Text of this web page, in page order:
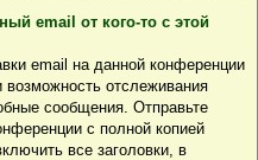
email от кого-то с этой
email на данной конференции
отслеживания
сообщения. Отправьте
с полной копией
все заголовки, в